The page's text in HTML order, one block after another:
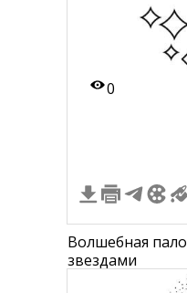
0
Волшебная
звездами